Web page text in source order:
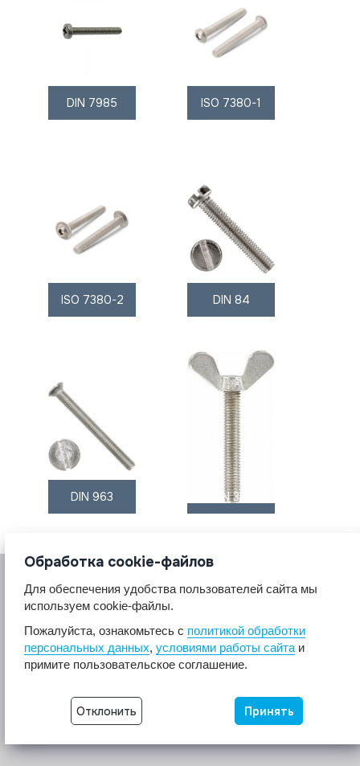
DIN 7985 ISO 7380-1
ISO 7380-2 DIN 84
DIN 963 DIN 316
© 2017 A2A4
Крепеж из нержавеющей стали А2 А4.
Разработка сайта -
Неткам
Обработка cookie-файлов
Для обеспечения удобства пользователей сайта мы
используем cookie-файлы.
Пожалуйста, ознакомьтесь с политикой обработки
персональных данных, условиями работы сайта и
примите пользовательское соглашение.
Отклонить Принять